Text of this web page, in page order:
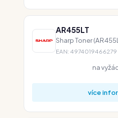
AR455LT
Sharp Toner
EAN: 4974019466279
na
více